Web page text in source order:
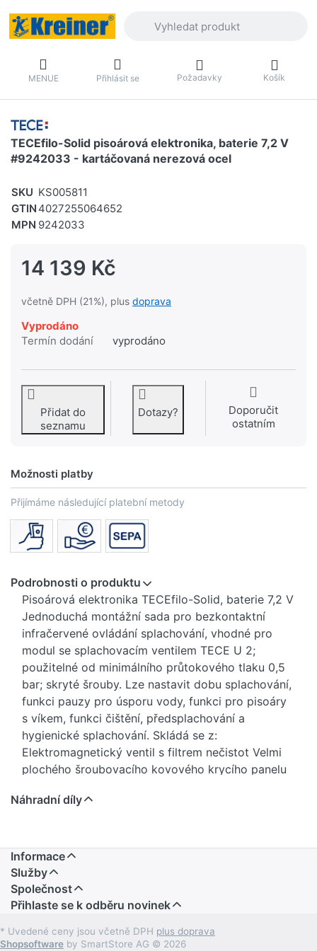
MENUE Přihlásit se Požadavky Košík
TECEfilo-Solid pisoárová elektronika, baterie 7,2 V
#9242033 - kartáčovaná nerezová ocel
SKU KS005811
GTIN 4027255064652
MPN 9242033
14 139 Kč
včetně DPH (21%), plus doprava
Vyprodáno
Termín dodání
vyprodáno
Přidat do
seznamu
Dotazy?
Doporučit
ostatním
Možnosti platby
Přijímáme následující platební metody
Podrobnosti o produktu
Pisoárová elektronika TECEfilo-Solid, baterie 7,2 V
Jednoduchá montážní sada pro bezkontaktní
infračervené ovládání splachování, vhodné pro
modul se splachovacím ventilem TECE U 2;
použitelné od minimálního průtokového tlaku 0,5
bar; skryté šrouby. Lze nastavit dobu splachování,
funkci pauzy pro úsporu vody, funkci pro pisoáry
s víkem, funkci čištění, předsplachování a
hygienické splachování. Skládá se z:
Elektromagnetický ventil s filtrem nečistot Velmi
plochého šroubovacího kovového krycího panelu
Programovací klíč Baterie 7,2 V (2 x R6 – AA (3,6
Náhradní díly
Informace
Služby
Společnost
Přihlaste se k odběru novinek
* Uvedené ceny jsou včetně DPH plus doprava
Shopsoftware by SmartStore AG © 2026